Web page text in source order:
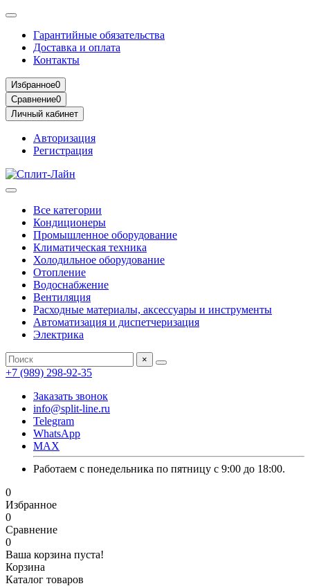
Гарантийные обязательства
Доставка и оплата
Контакты
Избранное0
Сравнение0
Личный кабинет
Авторизация
Регистрация
Все категории
Кондиционеры
Промышленное оборудование
Климатическая техника
Холодильное оборудование
Отопление
Водоснабжение
Вентиляция
Расходные материалы, аксессуары и инструменты
Автоматизация и диспетчеризация
Электрика
×
+7 (989) 298-92-35
Заказать звонок
info@split-line.ru
Telegram
WhatsApp
MAX
Работаем с понедельника по пятницу с 9:00 до 18:00.
0
Избранное
0
Сравнение
0
Ваша корзина пуста!
Корзина
Каталог товаров